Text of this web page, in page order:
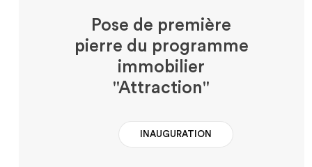
Pose de première
pierre du programme
immobilier
''Attraction''
INAUGURATION